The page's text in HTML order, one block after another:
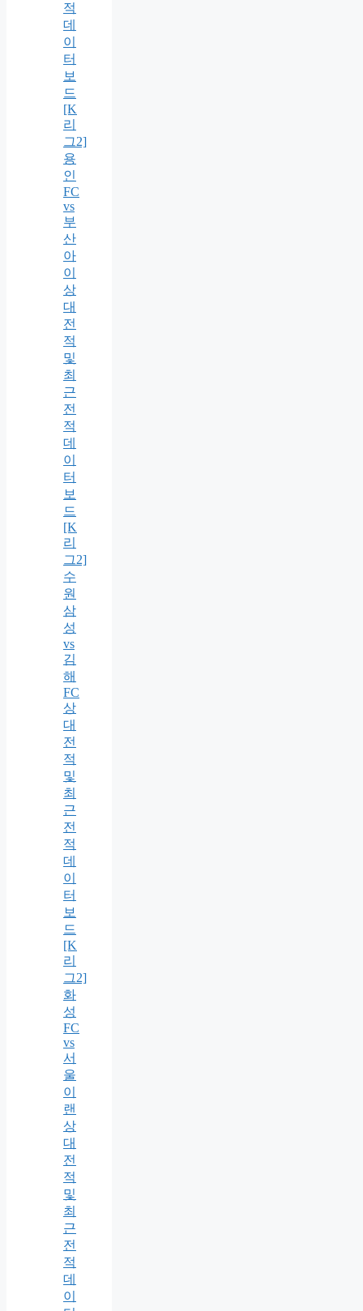
적
데
이
터
보
드
[K
리
그2]
용
인
FC
vs
부
산
아
이
상
대
전
적
및
최
근
전
적
데
이
터
보
드
[K
리
그2]
수
원
삼
성
vs
김
해
FC
상
대
전
적
및
최
근
전
적
데
이
터
보
드
[K
리
그2]
화
성
FC
vs
서
울
이
랜
상
대
전
적
및
최
근
전
적
데
이